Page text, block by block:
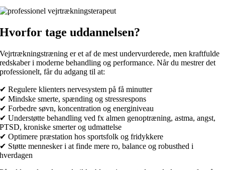
Hvorfor tage uddannelsen?
Vejrtrækningstræning er et af de mest undervurderede, men kraftfulde
redskaber i moderne behandling og performance. Når du mestrer det
professionelt, får du adgang til at:
✔ Regulere klienters nervesystem på få minutter
✔ Mindske smerte, spænding og stressrespons
✔ Forbedre søvn, koncentration og energiniveau
✔ Understøtte behandling ved fx almen genoptræning, astma, angst,
PTSD, kroniske smerter og udmattelse
✔ Optimere præstation hos sportsfolk og fridykkere
✔ Støtte mennesker i at finde mere ro, balance og robusthed i
hverdagen